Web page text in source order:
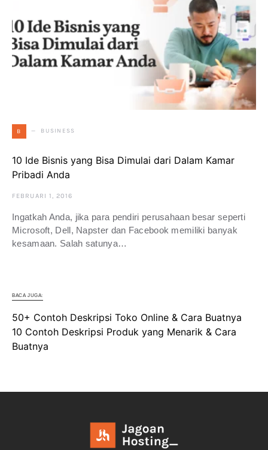
B BUSINESS
10 Ide Bisnis yang Bisa Dimulai dari Dalam Kamar
Pribadi Anda
FEBRUARI 1, 2016
Ingatkah Anda, jika para pendiri perusahaan besar seperti
Microsoft, Dell, Napster dan Facebook memiliki banyak
kesamaan. Salah satunya…
BACA JUGA:
50+ Contoh Deskripsi Toko Online & Cara Buatnya
10 Contoh Deskripsi Produk yang Menarik & Cara
Buatnya